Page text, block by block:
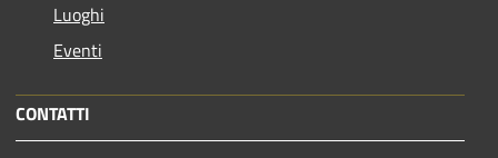
Luoghi
Eventi
CONTATTI